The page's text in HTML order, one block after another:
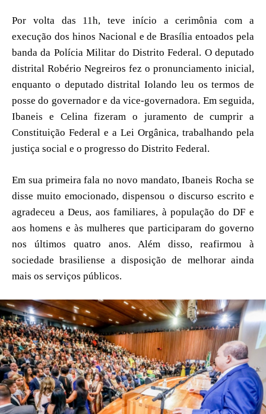
Por volta das 11h, teve início a cerimônia com a
execução dos hinos Nacional e de Brasília entoados pela
banda da Polícia Militar do Distrito Federal. O deputado
distrital Robério Negreiros fez o pronunciamento inicial,
enquanto o deputado distrital Iolando leu os termos de
posse do governador e da vice-governadora. Em seguida,
Ibaneis e Celina fizeram o juramento de cumprir a
Constituição Federal e a Lei Orgânica, trabalhando pela
justiça social e o progresso do Distrito Federal.
Em sua primeira fala no novo mandato, Ibaneis Rocha se
disse muito emocionado, dispensou o discurso escrito e
agradeceu a Deus, aos familiares, à população do DF e
aos homens e às mulheres que participaram do governo
nos últimos quatro anos. Além disso, reafirmou à
sociedade brasiliense a disposição de melhorar ainda
mais os serviços públicos.